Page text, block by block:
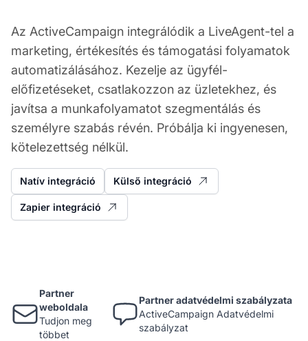
Az ActiveCampaign integrálódik a LiveAgent-tel a
marketing, értékesítés és támogatási folyamatok
automatizálásához. Kezelje az ügyfél-
előfizetéseket, csatlakozzon az üzletekhez, és
javítsa a munkafolyamatot szegmentálás és
személyre szabás révén. Próbálja ki ingyenesen,
kötelezettség nélkül.
Natív integráció Külső integráció
Zapier integráció
Partner
weboldala
Tudjon meg
többet
Partner adatvédelmi szabályzata
ActiveCampaign Adatvédelmi
szabályzat